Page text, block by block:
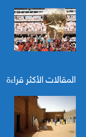
المقالات الأكثر قراءة